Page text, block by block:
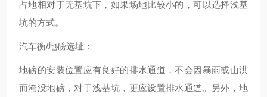
占地相对于无基坑下，如果场地比较小的，可以选择浅基
坑的方式。
汽车衡/地磅选址：
地磅的安装位置应有良好的排水通道，不会因暴雨或山洪
而淹没地磅，对于浅基坑，更应设置排水通道。另外，地